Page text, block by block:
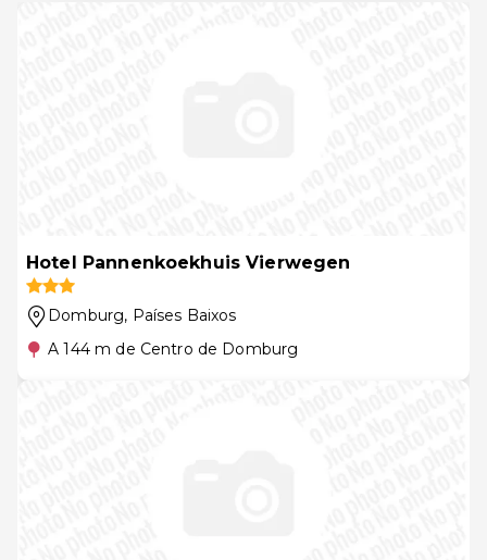
Hotel Pannenkoekhuis Vierwegen
Domburg, Países Baixos
A 144 m de Centro de Domburg